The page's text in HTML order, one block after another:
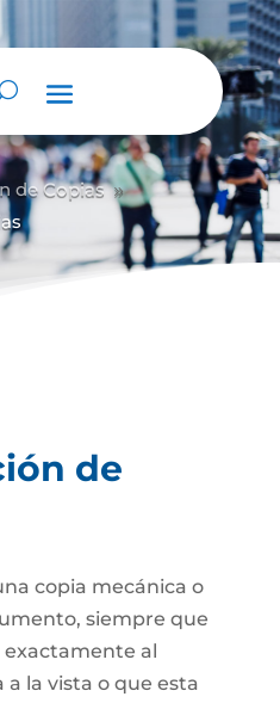
de Copias 9
de
copia mecánica o
siempre que
al
la vista o que esta